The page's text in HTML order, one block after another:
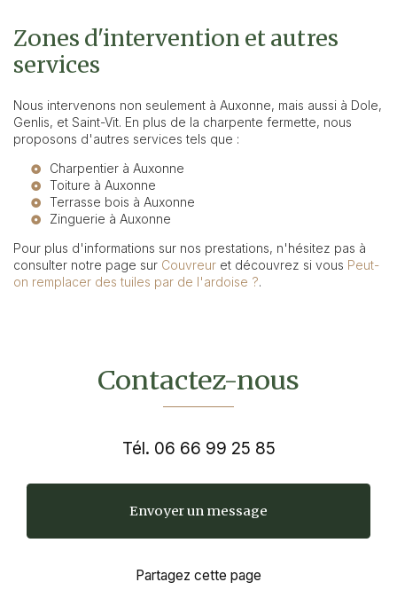
Zones d'intervention et autres
services
Nous intervenons non seulement à Auxonne, mais aussi à Dole,
Genlis, et Saint-Vit. En plus de la charpente fermette, nous
proposons d'autres services tels que :
Charpentier à Auxonne
Toiture à Auxonne
Terrasse bois à Auxonne
Zinguerie à Auxonne
Pour plus d'informations sur nos prestations, n'hésitez pas à
consulter notre page sur Couvreur et découvrez si vous Peut-
on remplacer des tuiles par de l'ardoise ?.
Contactez-nous
Tél. 06 66 99 25 85
Envoyer un message
Partagez cette page